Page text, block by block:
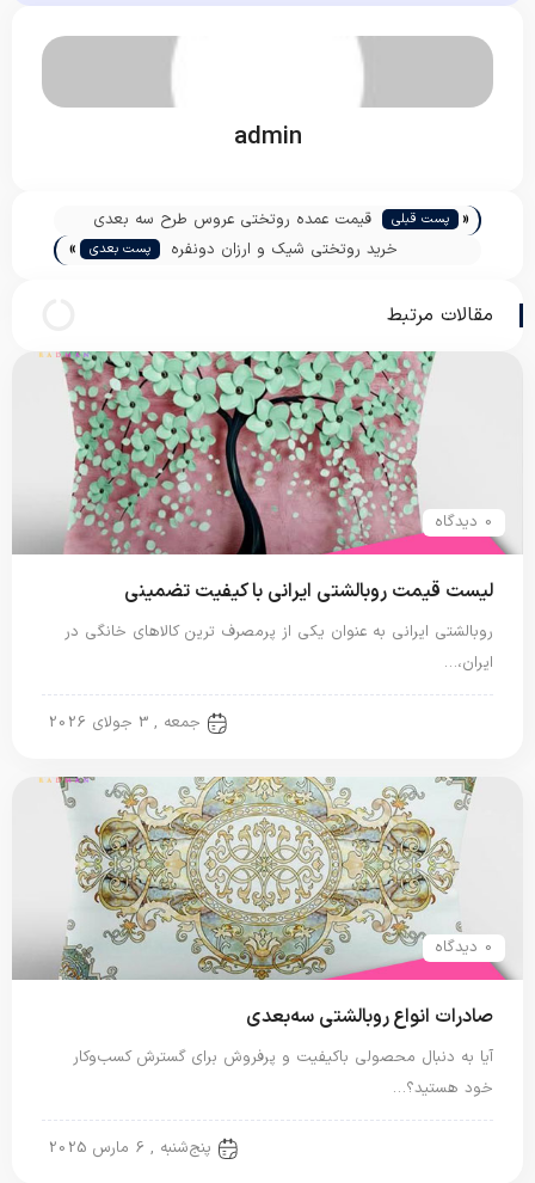
admin
« پست قبلی
قیمت عمده روتختی عروس طرح سه بعدی
خرید روتختی شیک و ارزان دونفره
پست بعدی »
مقالات مرتبط
0 دیدگاه
لیست قیمت روبالشتی ایرانی با کیفیت تضمینی
روبالشتی ایرانی به عنوان یکی از پرمصرف ترین کالاهای خانگی در
ایران،…
جمعه , 3 جولای 2026
0 دیدگاه
صادرات انواع روبالشتی سه‌بعدی
آیا به دنبال محصولی باکیفیت و پرفروش برای گسترش کسب‌وکار
خود هستید؟…
پنج‌شنبه , 6 مارس 2025